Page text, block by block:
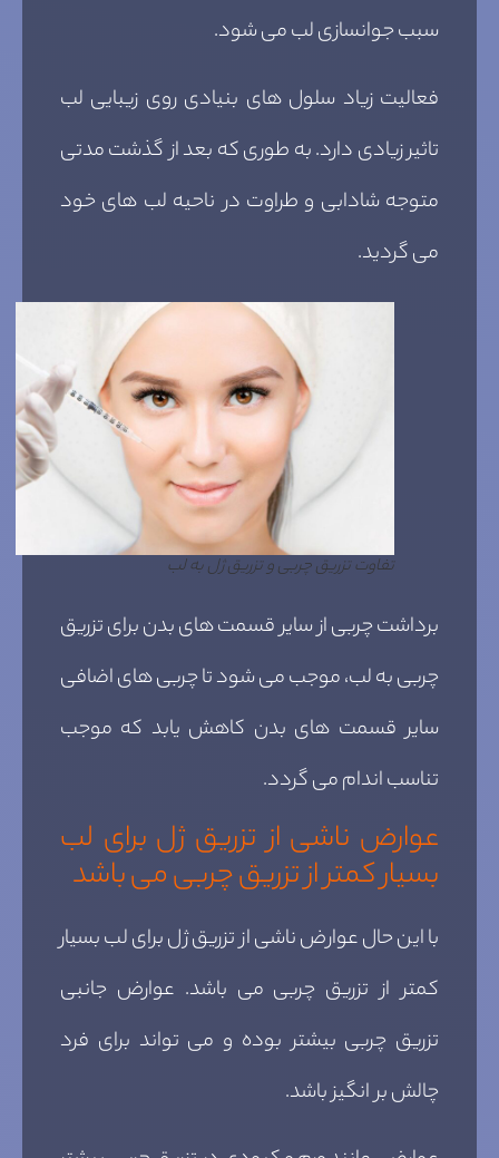
سبب جوانسازی لب می شود.
فعالیت زیاد سلول های بنیادی روی زیبایی لب
تاثیر زیادی دارد. به طوری که بعد از گذشت مدتی
متوجه شادابی و طراوت در ناحیه لب های خود
می گردید.
تفاوت تزریق چربی و تزریق ژل به لب
برداشت چربی از سایر قسمت های بدن برای تزریق
چربی به لب، موجب می شود تا چربی های اضافی
سایر قسمت های بدن کاهش یابد که موجب
تناسب اندام می گردد.
عوارض ناشی از تزریق ژل برای لب
بسیار کمتر از تزریق چربی می باشد
با این حال عوارض ناشی از تزریق ژل برای لب بسیار
کمتر از تزریق چربی می باشد. عوارض جانبی
تزریق چربی بیشتر بوده و می تواند برای فرد
چالش بر انگیز باشد.